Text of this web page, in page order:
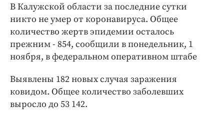
Медиаперсона
Интересное чтиво
Клиника года
Бренд года
В Калужской области за последние сутки
никто не умер от коронавируса. Общее
количество жертв эпидемии осталось
прежним - 854, сообщили в понедельник, 1
ноября, в федеральном оперативном штабе
Выявлены 182 новых случая заражения
ковидом. Общее количество заболевших
выросло до 53 142.